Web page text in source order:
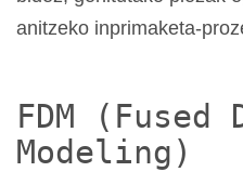
anitzeko inprimaketa-
FDM
Modeling)